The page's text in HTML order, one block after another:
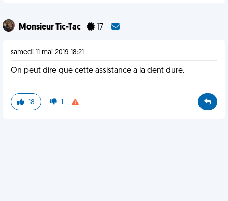
Monsieur Tic-Tac 17
samedi 11 mai 2019 18:21
On peut dire que cette assistance a la dent dure.
18 1